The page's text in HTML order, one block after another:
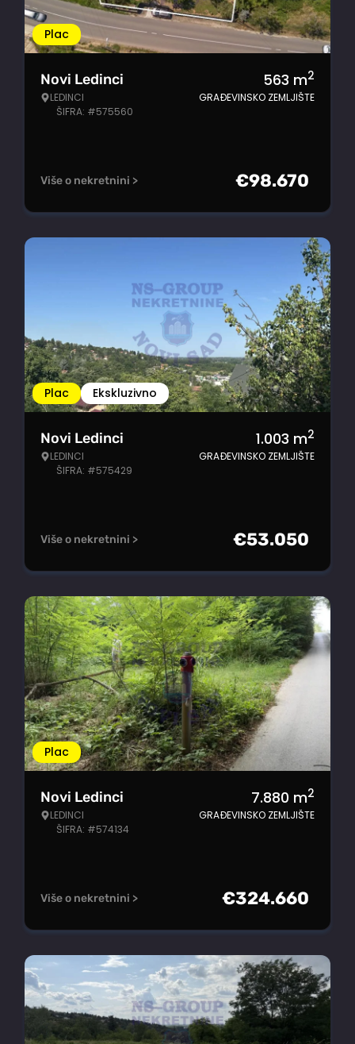
Plac
Novi Ledinci
LEDINCI
ŠIFRA: #575560
563 m2
GRAĐEVINSKO ZEMLJIŠTE
Više o nekretnini > €98.670
Plac Ekskluzivno
Novi Ledinci
LEDINCI
ŠIFRA: #575429
1.003 m2
GRAĐEVINSKO ZEMLJIŠTE
Više o nekretnini > €53.050
Plac
Novi Ledinci
LEDINCI
ŠIFRA: #574134
7.880 m2
GRAĐEVINSKO ZEMLJIŠTE
Više o nekretnini > €324.660